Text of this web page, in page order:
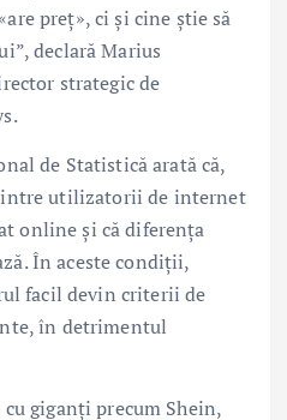
preț», ci și cine știe să
declară Marius
strategic de
de Statistică arată că,
utilizatorii de internet
online și că diferența
În aceste condiții,
facil devin criterii de
în detrimentul
giganți precum Shein,